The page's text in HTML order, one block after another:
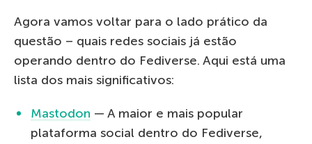
Agora vamos voltar para o lado prático da
questão – quais redes sociais já estão
operando dentro do Fediverse. Aqui está uma
lista dos mais significativos:
Mastodon — A maior e mais popular
plataforma social dentro do Fediverse,